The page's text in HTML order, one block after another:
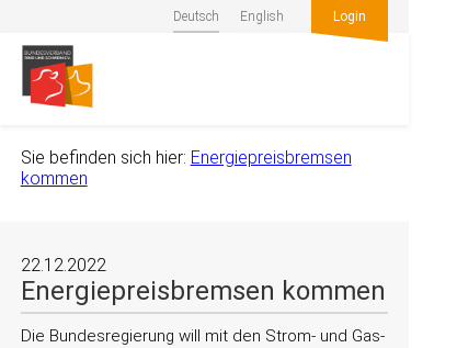
Deutsch English Login
Sie befinden sich hier: Energiepreisbremsen
kommen
22.12.2022
Energiepreisbremsen kommen
Die Bundesregierung will mit den Strom- und Gas-